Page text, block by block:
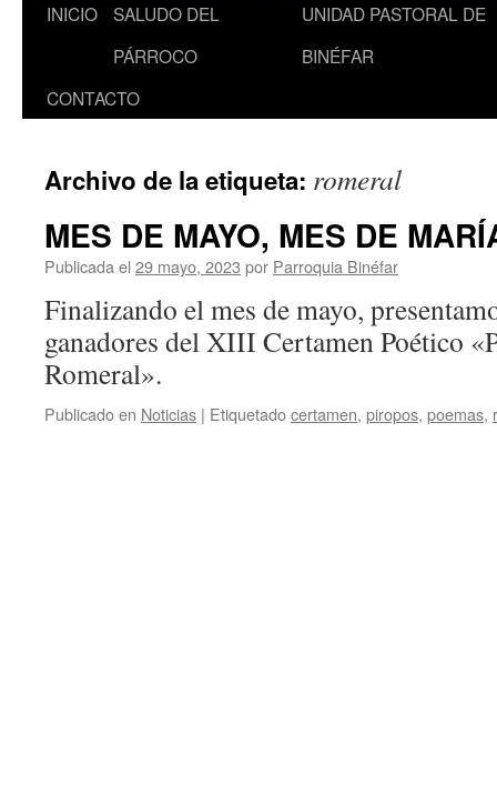
Saltar
contenido
INICIO
SALUDO DEL
PÁRROCO
UNIDAD PASTORAL DE
BINÉFAR
CONTACTO
Archivo de la etiqueta: romeral
MES DE MAYO, MES DE
Publicada el 29 mayo, 2023 por Parroquia Binéfar
Finalizando el mes de mayo,
ganadores del XIII Certamen Poético
Romeral».
Publicado en Noticias | Etiquetadocertamen, piropos, poemas,